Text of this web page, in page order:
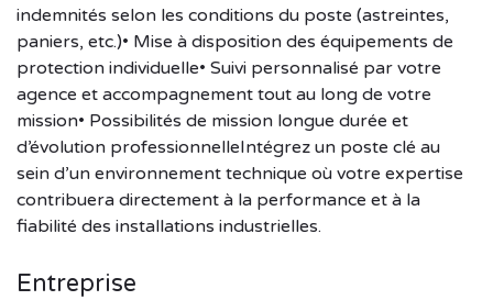
indemnités selon les conditions du poste (astreintes,
paniers, etc.)• Mise à disposition des équipements de
protection individuelle• Suivi personnalisé par votre
agence et accompagnement tout au long de votre
mission• Possibilités de mission longue durée et
d’évolution professionnelleIntégrez un poste clé au
sein d’un environnement technique où votre expertise
contribuera directement à la performance et à la
fiabilité des installations industrielles.
Entreprise